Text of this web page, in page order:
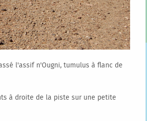
l'assif n'Ougni, tumulus à flanc de
à droite de la piste sur une petite